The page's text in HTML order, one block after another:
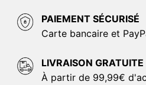
PAIEMENT SÉCURISÉ
Carte bancaire et
LIVRAISON GRATUITE
À partir de 99,99€